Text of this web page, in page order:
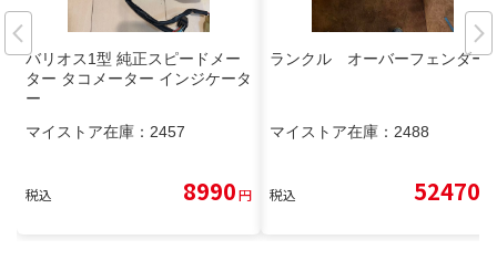
バリオス1型 純正スピードメー
ター タコメーター インジケータ
ー
マイストア在庫： 2457
税込 8990円
ランクル オーバーフェンダー
マイストア在庫： 2488
税込 52470